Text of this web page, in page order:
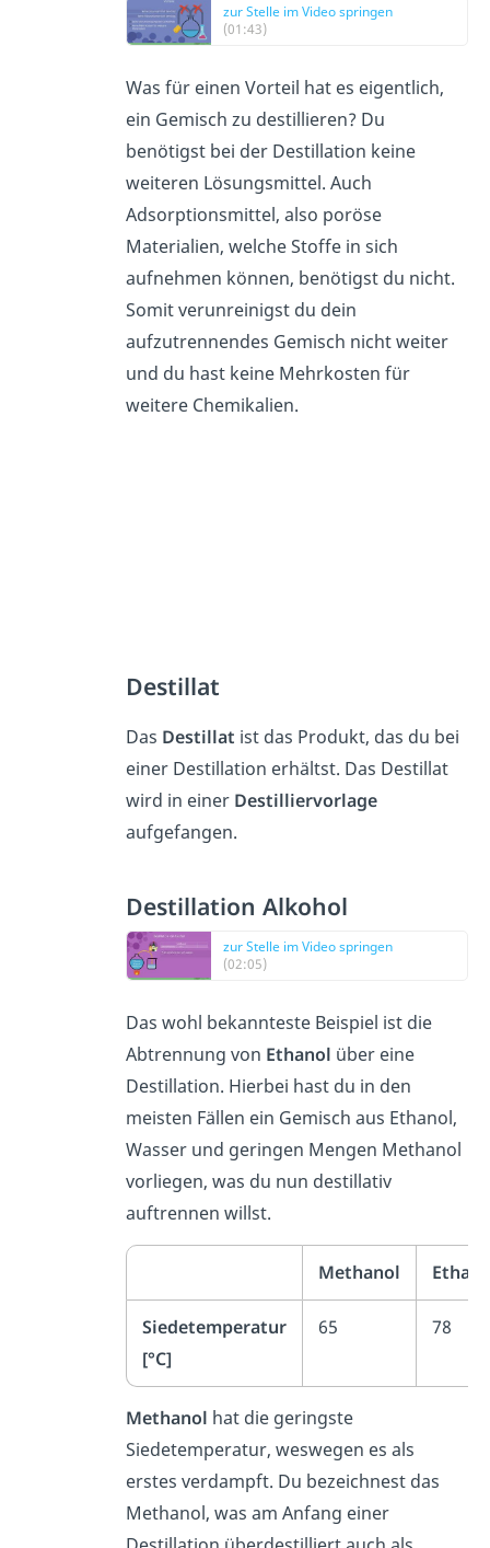
zur Stelle im Video springen
(01:43)
Was für einen Vorteil hat es eigentlich,
ein Gemisch zu destillieren? Du
benötigst bei der Destillation keine
weiteren Lösungsmittel. Auch
Adsorptionsmittel, also poröse
Materialien, welche Stoffe in sich
aufnehmen können, benötigst du nicht.
Somit verunreinigst du dein
aufzutrennendes Gemisch nicht weiter
und du hast keine Mehrkosten für
weitere Chemikalien.
Destillat
Das Destillat ist das Produkt, das du bei
einer Destillation erhältst. Das Destillat
wird in einer Destilliervorlage
aufgefangen.
Destillation Alkohol
zur Stelle im Video springen
(02:05)
Das wohl bekannteste Beispiel ist die
Abtrennung von Ethanol über eine
Destillation. Hierbei hast du in den
meisten Fällen ein Gemisch aus Ethanol,
Wasser und geringen Mengen Methanol
vorliegen, was du nun destillativ
auftrennen willst.
Methanol
Siedetemperatur
[°C]
65 78
Methanol hat die geringste
Siedetemperatur, weswegen es als
erstes verdampft. Du bezeichnest das
Methanol, was am Anfang einer